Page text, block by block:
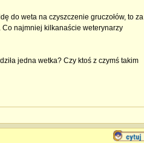
do weta na czyszczenie gruczołów, to za
Co najmniej kilkanaście weterynarzy
jedna wetka? Czy ktoś z czymś takim